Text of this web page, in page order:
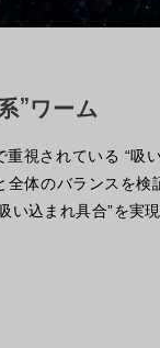
”ワーム
視されている “吸
全体のバランスを検
い込まれ具合”を実現